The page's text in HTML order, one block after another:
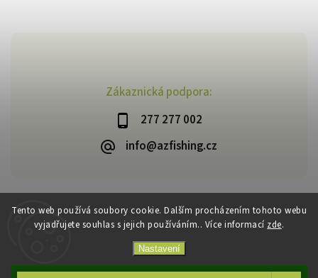
Tento web používá soubory cookie. Dalším procházením tohoto webu
vyjadřujete souhlas s jejich používáním.. Více informací zde.
Nastavení
Zákaznická podpora:
277 277 002
info@azfishing.cz
Copyright 2026AzFishing.cz. Všechna práva vyhrazena.
VytvořilShoptet| Design